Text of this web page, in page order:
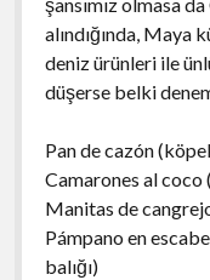
alındığında, Maya
deniz ürünleri ile
düşerse belki
Pan de cazón
Camarones al
Manitas de
Pámpano en
balığı)